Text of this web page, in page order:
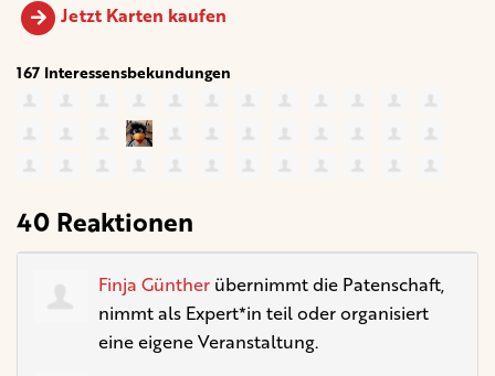
Jetzt Karten kaufen
167 Interessensbekundungen
40 Reaktionen
Finja Günther übernimmt die Patenschaft,
nimmt als Expert*in teil oder organisiert
eine eigene Veranstaltung.